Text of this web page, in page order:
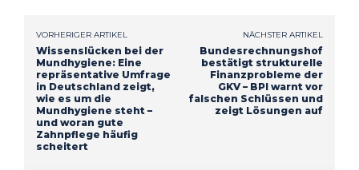
VORHERIGER ARTIKEL
Wissenslücken bei der
Mundhygiene: Eine
repräsentative Umfrage
in Deutschland zeigt,
wie es um die
Mundhygiene steht –
und woran gute
Zahnpflege häufig
scheitert
NÄCHSTER ARTIKEL
Bundesrechnungshof
bestätigt strukturelle
Finanzprobleme der
GKV – BPI warnt vor
falschen Schlüssen und
zeigt Lösungen auf